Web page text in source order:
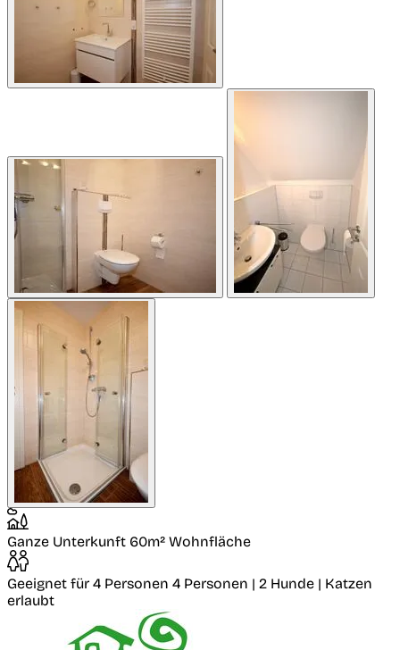
Ganze Unterkunft 60m² Wohnfläche
Geeignet für 4 Personen 4 Personen | 2 Hunde | Katzen
erlaubt